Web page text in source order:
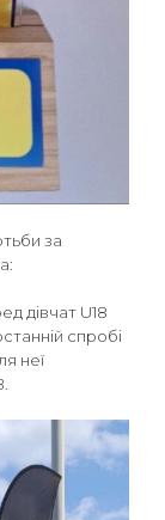
за
дівчат U18
спробі
неї